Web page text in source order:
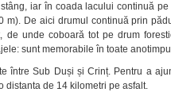
iar în coada lacului continuă pe
m). De aici drumul continuă prin
de unde coboară tot pe drum
sunt memorabile în toate
între Sub Duși și Crinț. Pentru a
distanta de 14 kilometri pe asfalt.